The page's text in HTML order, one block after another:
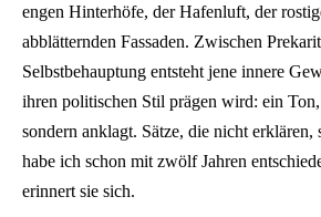
engen Hinterhöfe, der Hafenluft, der
abblätternden Fassaden. Zwischen
Selbstbehauptung entsteht jene innere
ihren politischen Stil prägen wird: ein
sondern anklagt. Sätze, die nicht erklären,
habe ich schon mit zwölf Jahren
erinnert sie sich.